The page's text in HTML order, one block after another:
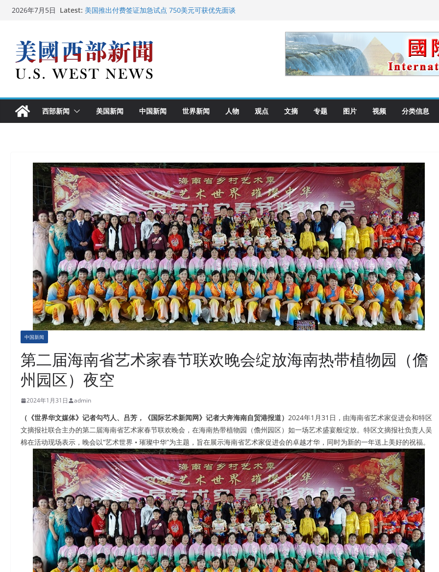
Skip2026年7月5日 Latest: 广州市沉香协会会长周天明：让沉香有序走向世界
美国最高法院维持“出生公民权” : 出生在美国就是美国人！
中国驻美国大使谢锋邀请美国老教师罗纳德·萨科尔斯基再次访华
西部新闻 美国新闻 中国新闻 世界新闻 人物 观点 文摘 专题 图片 视频 分类信息
中国新闻
第二届海南省艺术家春节联欢晚会绽放海南热带植物园（儋
州园区）夜空
2024年1月31日 admin
（《世界华文媒体》记者勾芍人、吕芳，《国际艺术新闻网》记者大奔海南自贸港报道） 2024年1月31日，由海南省艺术家促进会和特区
文摘报社联合主办的第二届海南省艺术家春节联欢晚会，在海南热带植物园（儋州园区）如一场艺术盛宴般绽放。特区文摘报社负责人吴
棉在活动现场表示，晚会以“艺术世界 • 璀璨中华”为主题，旨在展示海南省艺术家促进会的卓越才华，同时为新的一年送上美好的祝福。